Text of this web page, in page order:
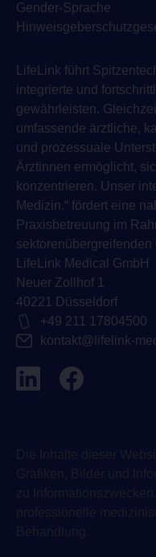
Gender-Sprache
LifeLink führt
integrierte und
gewährleisten.
umfassende ärztliche,
und prozessuale
Ärztinnen ermöglicht,
konzentrieren. Unser
Medizin.“ fördert eine
Praxisbetreuung im
LifeLink Medical GmbH
Neuer Zollhof 1
40221 Düsseldorf
+49 211 17804500
kontakt@lifelink-